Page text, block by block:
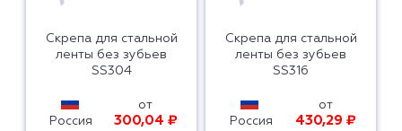
Скрепа для стальной
ленты без зубьев
SS304
Россия
от
300,04 ₽
Скрепа для стальной
ленты без зубьев
SS316
Россия
от
430,29 ₽